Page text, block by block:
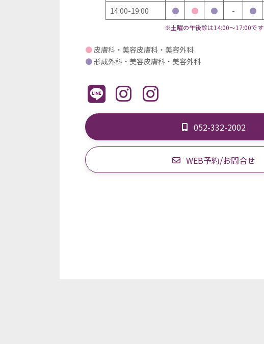
14:00-19:00
● ● ● - ●
※土曜の午後診は14:00～17:00です
●皮膚科・美容皮膚科・美容外科
●形成外科・美容皮膚科・美容外科
052-332-2002
WEB予約/お問合せ